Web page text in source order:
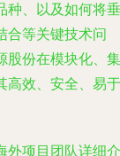
种、以及如何将垂
合等关键技术问
股份在模块化、集
高效、安全、易于
外项目团队详细介